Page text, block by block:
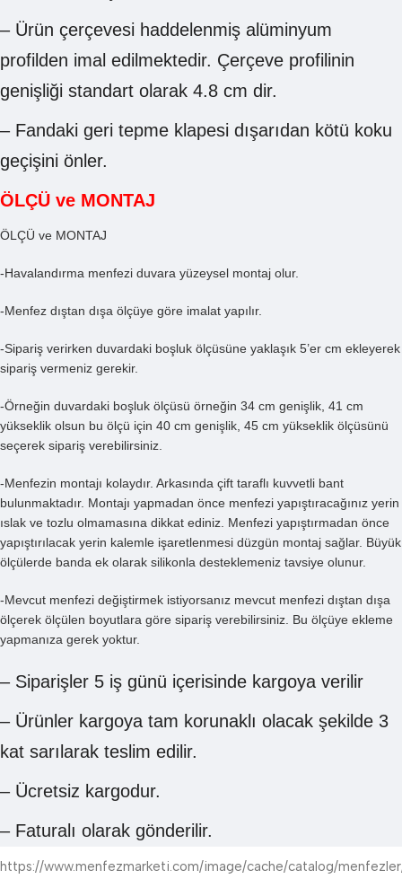
– Ürün çerçevesi haddelenmiş alüminyum
profilden imal edilmektedir. Çerçeve profilinin
genişliği standart olarak 4.8 cm dir.
– Fandaki geri tepme klapesi dışarıdan kötü koku
geçişini önler.
ÖLÇÜ ve MONTAJ
ÖLÇÜ ve MONTAJ
-Havalandırma menfezi duvara yüzeysel montaj olur.
-Menfez dıştan dışa ölçüye göre imalat yapılır.
-Sipariş verirken duvardaki boşluk ölçüsüne yaklaşık 5’er cm ekleyerek
sipariş vermeniz gerekir.
-Örneğin duvardaki boşluk ölçüsü örneğin 34 cm genişlik, 41 cm
yükseklik olsun bu ölçü için 40 cm genişlik, 45 cm yükseklik ölçüsünü
seçerek sipariş verebilirsiniz.
-Menfezin montajı kolaydır. Arkasında çift taraflı kuvvetli bant
bulunmaktadır. Montajı yapmadan önce menfezi yapıştıracağınız yerin
ıslak ve tozlu olmamasına dikkat ediniz. Menfezi yapıştırmadan önce
yapıştırılacak yerin kalemle işaretlenmesi düzgün montaj sağlar. Büyük
ölçülerde banda ek olarak silikonla desteklemeniz tavsiye olunur.
-Mevcut menfezi değiştirmek istiyorsanız mevcut menfezi dıştan dışa
ölçerek ölçülen boyutlara göre sipariş verebilirsiniz. Bu ölçüye ekleme
yapmanıza gerek yoktur.
– Siparişler 5 iş günü içerisinde kargoya verilir
– Ürünler kargoya tam korunaklı olacak şekilde 3
kat sarılarak teslim edilir.
– Ücretsiz kargodur.
– Faturalı olarak gönderilir.
https://www.menfezmarketi.com/image/cache/catalog/